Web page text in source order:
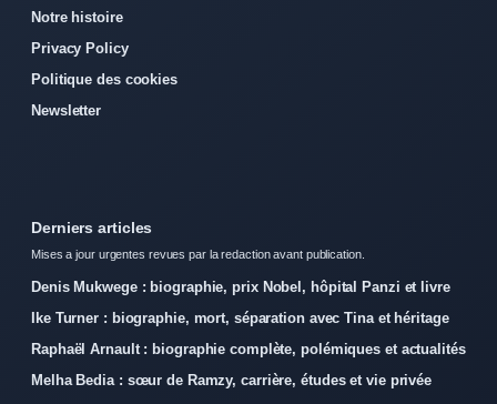
Notre histoire
Privacy Policy
Politique des cookies
Newsletter
Derniers articles
Mises a jour urgentes revues par la redaction avant publication.
Denis Mukwege : biographie, prix Nobel, hôpital Panzi et livre
Ike Turner : biographie, mort, séparation avec Tina et héritage
Raphaël Arnault : biographie complète, polémiques et actualités
Melha Bedia : sœur de Ramzy, carrière, études et vie privée